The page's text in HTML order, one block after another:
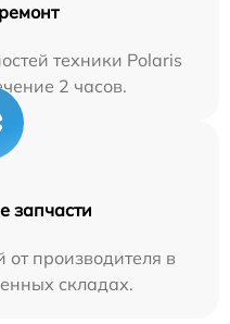
техники Polaris
2 часов.
запчасти
от производителя в
складах.